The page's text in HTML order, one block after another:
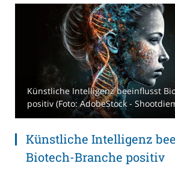
Künstliche Intelligenz beeinflusst
positiv (Foto: AdobeStock -
Künstliche Intelligenz
Biotech-Branche positiv